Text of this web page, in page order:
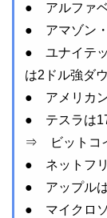
● アルファベ
● アマゾン・
● ユナイテッ
は2ドル強ダウ
● アメリカン
● テスラは
⇒ ビットコ
● ネットフリ
● アップルは
● マイクロソ